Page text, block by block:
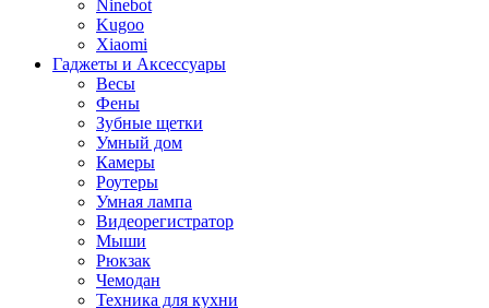
Ninebot
Kugoo
Xiaomi
Гаджеты и Аксессуары
Весы
Фены
Зубные щетки
Умный дом
Камеры
Роутеры
Умная лампа
Видеорегистратор
Мыши
Рюкзак
Чемодан
Техника для кухни